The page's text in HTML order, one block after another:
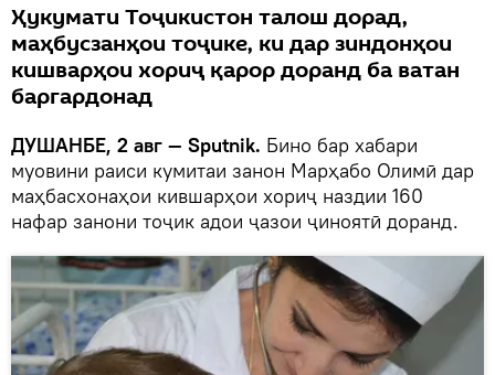
Ҳукумати Тоҷикистон талош дорад,
маҳбусзанҳои тоҷике, ки дар зиндонҳои
кишварҳои хориҷ қарор доранд ба ватан
баргардонад
ДУШАНБЕ, 2 авг — Sputnik. Бино бар хабари
муовини раиси кумитаи занон Марҳабо Олимӣ дар
маҳбасхонаҳои кившарҳои хориҷ наздии 160
нафар занони тоҷик адои ҷазои ҷиноятӣ доранд.